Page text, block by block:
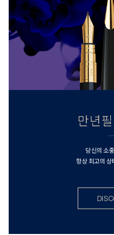
만년필
당신의 소
항상 최고의 상